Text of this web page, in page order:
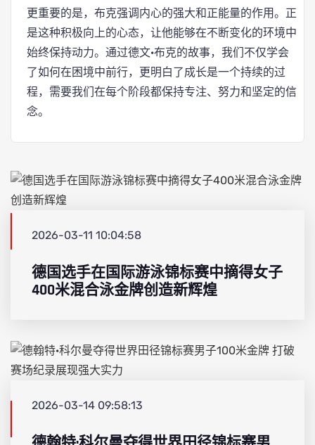
更重要的是，布克强调内心的强大和正能量的作用。正
是这种积极向上的心态，让他能够在不断变化的环境中
始终保持动力。通过德文·布克的故事，我们不仅学会
了如何在困境中前行，更明白了成长是一个持续的过
程，需要我们在每个阶段都保持专注、努力和坚定的信
念。
2026-03-11 10:04:58
德国选手在国际游泳锦标赛中摘得女子
400米混合泳金牌创造新辉煌
2026-03-14 09:58:13